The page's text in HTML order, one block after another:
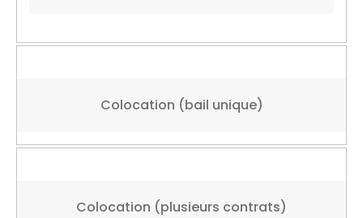
Colocation (bail unique)
Colocation (plusieurs contrats)